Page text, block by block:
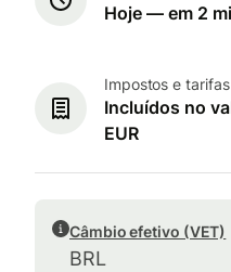
Hoje — em 2
Impostos e
Incluídos no
EUR
Câmbio efetivo (VET)
BRL